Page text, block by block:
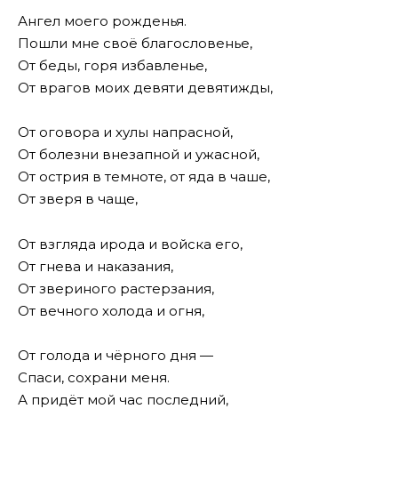
Ангел моего рожденья.
Пошли мне своё благословенье,
От беды, горя избавленье,
От врагов моих девяти девятижды,
От оговора и хулы напрасной,
От болезни внезапной и ужасной,
От острия в темноте, от яда в чаше,
От зверя в чаще,
От взгляда ирода и войска его,
От гнева и наказания,
От звериного растерзания,
От вечного холода и огня,
От голода и чёрного дня —
Спаси, сохрани меня.
А придёт мой час последний,